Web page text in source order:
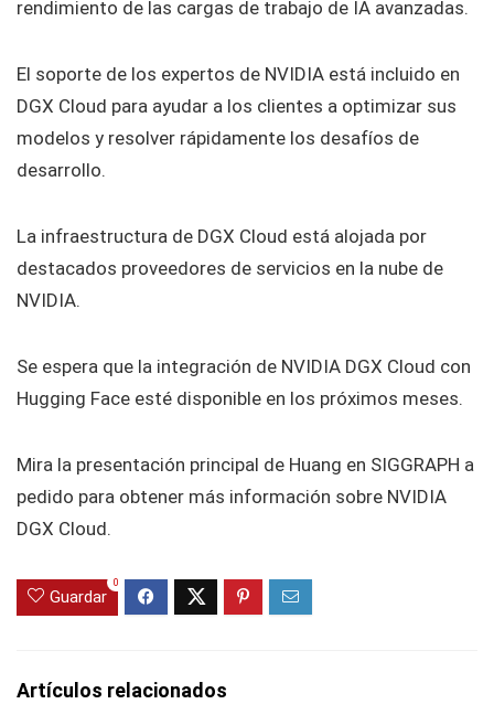
rendimiento de las cargas de trabajo de IA avanzadas.
El soporte de los expertos de NVIDIA está incluido en
DGX Cloud para ayudar a los clientes a optimizar sus
modelos y resolver rápidamente los desafíos de
desarrollo.
La infraestructura de DGX Cloud está alojada por
destacados proveedores de servicios en la nube de
NVIDIA.
Se espera que la integración de NVIDIA DGX Cloud con
Hugging Face esté disponible en los próximos meses.
Mira la presentación principal de Huang en SIGGRAPH a
pedido para obtener más información sobre NVIDIA
DGX Cloud.
Guardar
0
Artículos relacionados